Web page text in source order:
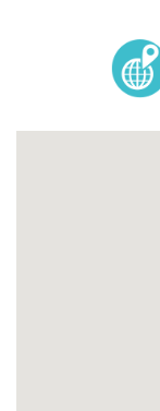
Previous